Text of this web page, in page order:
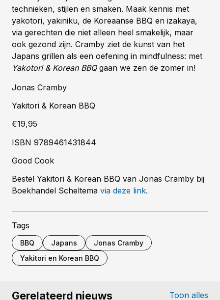
technieken, stijlen en smaken. Maak kennis met
yakotori, yakiniku, de Koreaanse BBQ en izakaya,
via gerechten die niet alleen heel smakelijk, maar
ook gezond zijn. Cramby ziet de kunst van het
Japans grillen als een oefening in mindfulness: met
Yakotori & Korean BBQ gaan we zen de zomer in!
Jonas Cramby
Yakitori & Korean BBQ
€19,95
ISBN 9789461431844
Good Cook
Bestel Yakitori & Korean BBQ van Jonas Cramby bij
Boekhandel Scheltema via deze link.
Tags
BBQ Japans
Jonas Cramby
Yakitori en Korean BBQ
Gerelateerd nieuws Toon alles